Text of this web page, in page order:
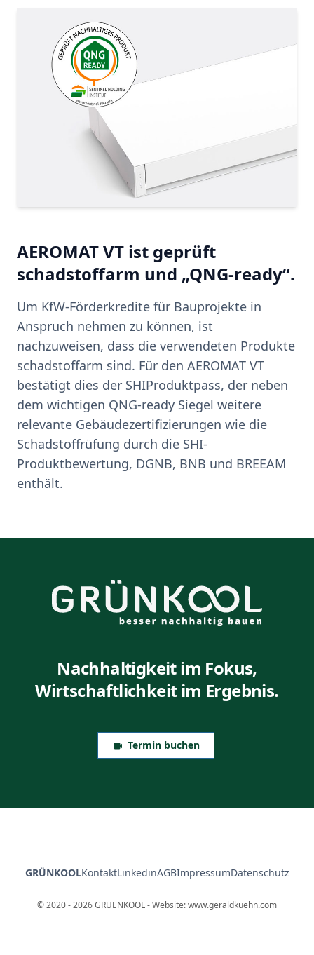
AEROMAT VT ist geprüft
schadstoffarm und „QNG-ready“.
Um KfW-Förderkredite für Bauprojekte in
Anspruch nehmen zu können, ist
nachzuweisen, dass die verwendeten Produkte
schadstoffarm sind. Für den AEROMAT VT
bestätigt dies der SHIProduktpass, der neben
dem wichtigen QNG-ready Siegel weitere
relevante Gebäudezertifizierungen wie die
Schadstoffrüfung durch die SHI-
Produktbewertung, DGNB, BNB und BREEAM
enthält.
Nachhaltigkeit im Fokus,
Wirtschaftlichkeit im Ergebnis.
Termin buchen
GRÜNKOOLKontaktLinkedinAGBImpressumDatenschutz
© 2020 - 2026 GRUENKOOL - Website:www.geraldkuehn.com